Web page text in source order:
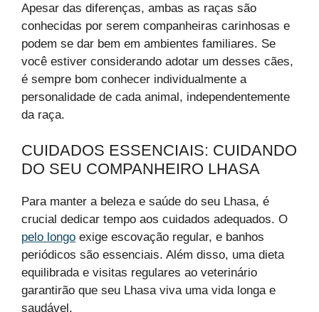
Apesar das diferenças, ambas as raças são
conhecidas por serem companheiras carinhosas e
podem se dar bem em ambientes familiares. Se
você estiver considerando adotar um desses cães,
é sempre bom conhecer individualmente a
personalidade de cada animal, independentemente
da raça.
CUIDADOS ESSENCIAIS: CUIDANDO
DO SEU COMPANHEIRO LHASA
Para manter a beleza e saúde do seu Lhasa, é
crucial dedicar tempo aos cuidados adequados. O
pelo longo exige escovação regular, e banhos
periódicos são essenciais. Além disso, uma dieta
equilibrada e visitas regulares ao veterinário
garantirão que seu Lhasa viva uma vida longa e
saudável.